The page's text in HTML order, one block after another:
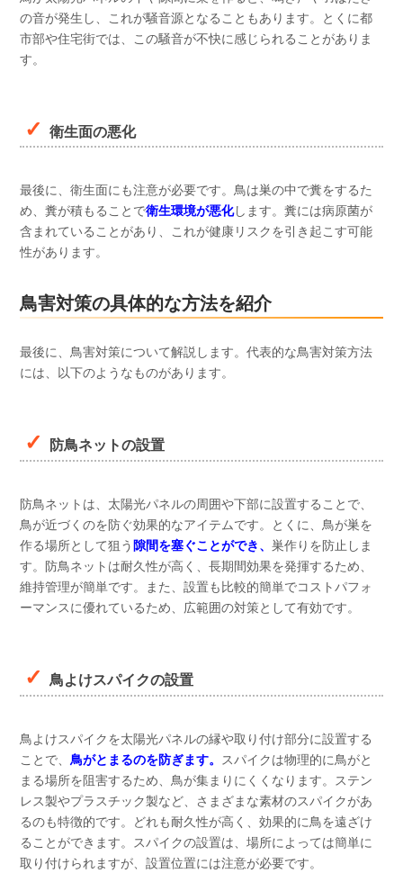
の音が発生し、これが騒音源となることもあります。とくに都
市部や住宅街では、この騒音が不快に感じられることがありま
す。
衛生面の悪化
最後に、衛生面にも注意が必要です。鳥は巣の中で糞をするた
め、糞が積もることで衛生環境が悪化します。糞には病原菌が
含まれていることがあり、これが健康リスクを引き起こす可能
性があります。
鳥害対策の具体的な方法を紹介
最後に、鳥害対策について解説します。代表的な鳥害対策方法
には、以下のようなものがあります。
防鳥ネットの設置
防鳥ネットは、太陽光パネルの周囲や下部に設置することで、
鳥が近づくのを防ぐ効果的なアイテムです。とくに、鳥が巣を
作る場所として狙う 隙間を塞ぐことができ、 巣作りを防止しま
す。防鳥ネットは耐久性が高く、長期間効果を発揮するため、
維持管理が簡単です。また、設置も比較的簡単でコストパフォ
ーマンスに優れているため、広範囲の対策として有効です。
鳥よけスパイクの設置
鳥よけスパイクを太陽光パネルの縁や取り付け部分に設置する
ことで、 鳥がとまるのを防ぎます。
スパイクは物理的に鳥がと
まる場所を阻害するため、鳥が集まりにくくなります。ステン
レス製やプラスチック製など、さまざまな素材のスパイクがあ
るのも特徴的です。どれも耐久性が高く、効果的に鳥を遠ざけ
ることができます。スパイクの設置は、場所によっては簡単に
取り付けられますが、設置位置には注意が必要です。